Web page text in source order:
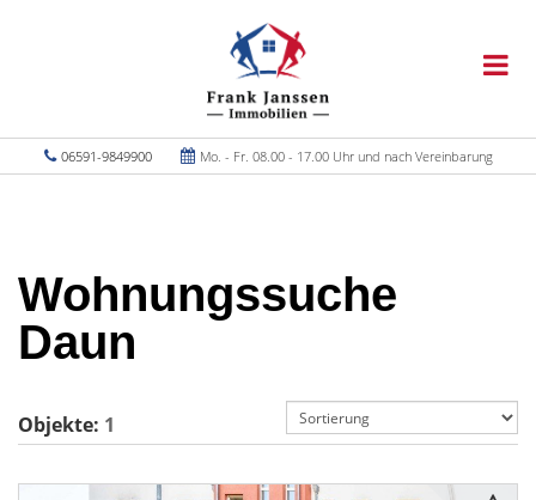
06591-9849900 Mo. - Fr. 08.00 - 17.00 Uhr und nach Vereinbarung
Wohnungssuche
Daun
Objekte: 1